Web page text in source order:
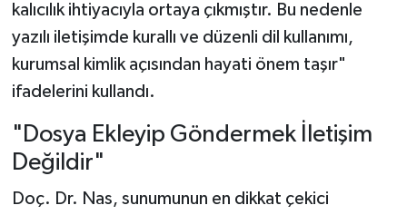
kalıcılık ihtiyacıyla ortaya çıkmıştır. Bu nedenle
yazılı iletişimde kurallı ve düzenli dil kullanımı,
kurumsal kimlik açısından hayati önem taşır"
ifadelerini kullandı.
"Dosya Ekleyip Göndermek İletişim
Değildir"
Doç. Dr. Nas, sunumunun en dikkat çekici